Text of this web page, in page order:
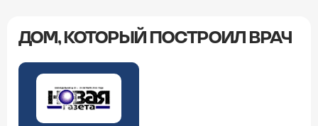
ДОМ, КОТОРЫЙ ПОСТРОИЛ ВРАЧ